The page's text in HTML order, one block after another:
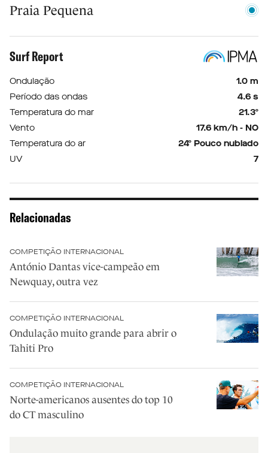
Praia Pequena
Surf Report
Ondulação
1.0 m
Período das ondas
4.6 s
Temperatura do mar
21.3º
Vento
17.6 km/h - NO
Temperatura do ar
24º Pouco nublado
UV
7
Relacionadas
COMPETIÇÃO INTERNACIONAL
António Dantas vice-campeão em
Newquay, outra vez
COMPETIÇÃO INTERNACIONAL
Ondulação muito grande para abrir o
Tahiti Pro
COMPETIÇÃO INTERNACIONAL
Norte-americanos ausentes do top 10
do CT masculino